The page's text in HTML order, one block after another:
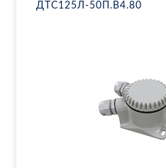
ДТ­С125Л-50П.В4.80